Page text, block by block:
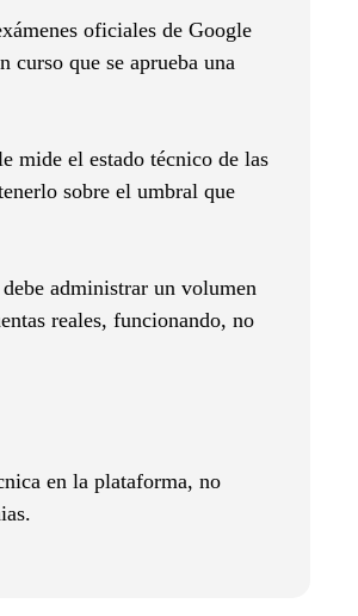
oficiales de Google
curso que se aprueba una
mide el estado técnico de las
sobre el umbral que
administrar un volumen
reales, funcionando, no
en la plataforma, no